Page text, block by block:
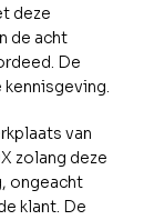
deze
de acht
De
van
zolang deze
ongeacht
klant. De